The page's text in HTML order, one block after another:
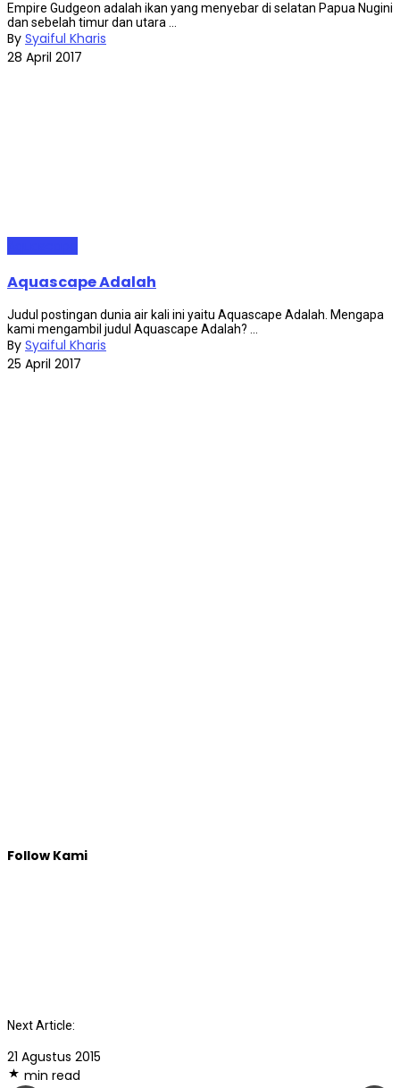
Empire Gudgeon adalah ikan yang menyebar di selatan Papua Nugini
dan sebelah timur dan utara ...
By Syaiful Kharis
28 April 2017
Aquascape Adalah
Judul postingan dunia air kali ini yaitu Aquascape Adalah. Mengapa
kami mengambil judul Aquascape Adalah? ...
By Syaiful Kharis
25 April 2017
Follow Kami
Next Article:
21 Agustus 2015
min read